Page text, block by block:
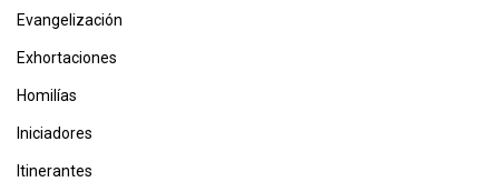
Evangelización
Exhortaciones
Homilías
Iniciadores
Itinerantes